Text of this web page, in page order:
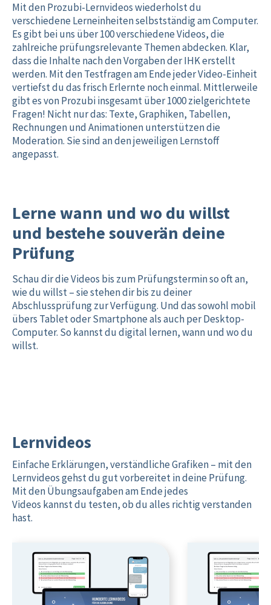
Mit den Prozubi-Lernvideos wiederholst du
verschiedene Lerneinheiten selbstständig am Computer.
Es gibt bei uns über 100 verschiedene Videos, die
zahlreiche prüfungsrelevante Themen abdecken. Klar,
dass die Inhalte nach den Vorgaben der IHK erstellt
werden. Mit den Testfragen am Ende jeder Video-Einheit
vertiefst du das frisch Erlernte noch einmal. Mittlerweile
gibt es von Prozubi insgesamt über 1000 zielgerichtete
Fragen! Nicht nur das: Texte, Graphiken, Tabellen,
Rechnungen und Animationen unterstützen die
Moderation. Sie sind an den jeweiligen Lernstoff
angepasst.
Lerne wann und wo du willst
und bestehe souverän deine
Prüfung
Schau dir die Videos bis zum Prüfungstermin so oft an,
wie du willst – sie stehen dir bis zu deiner
Abschlussprüfung zur Verfügung. Und das sowohl mobil
übers Tablet oder Smartphone als auch per Desktop-
Computer. So kannst du digital lernen, wann und wo du
willst.
Lernvideos
Einfache Erklärungen, verständliche Grafiken – mit den
Lernvideos gehst du gut vorbereitet in deine Prüfung.
Mit den Übungsaufgaben am Ende jedes
Videos kannst du testen, ob du alles richtig verstanden
hast.